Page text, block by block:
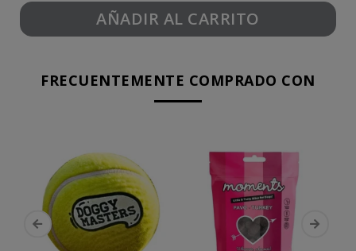
AÑADIR AL CARRITO
FRECUENTEMENTE COMPRADO CON